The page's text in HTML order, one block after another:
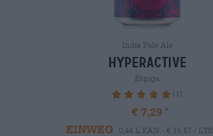
India Pale Ale
hyperactive
Espiga
100% (1)
€ 7,29
EINWEG
0,44 L KAN - € 16,57 / LTR